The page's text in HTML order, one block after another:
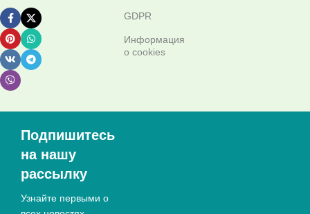
GDPR
Информация
о cookies
Подпишитесь
на нашу
рассылку
Узнайте первыми о